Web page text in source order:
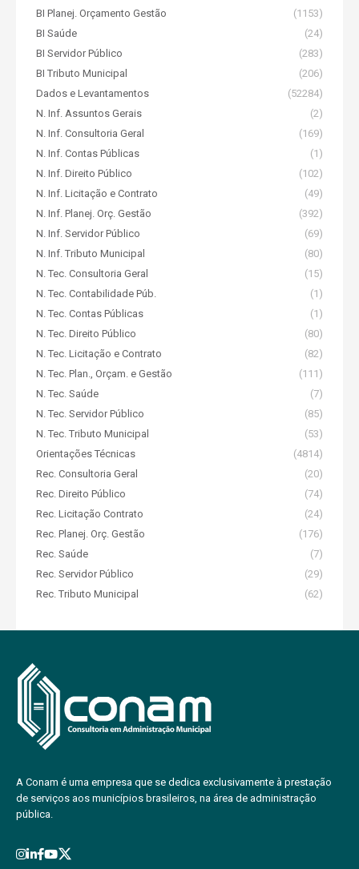
BI Planej. Orçamento Gestão
(1153)
BI Saúde
(24)
BI Servidor Público
(283)
BI Tributo Municipal
(206)
Dados e Levantamentos
(52284)
N. Inf. Assuntos Gerais
(2)
N. Inf. Consultoria Geral
(169)
N. Inf. Contas Públicas
(1)
N. Inf. Direito Público
(102)
N. Inf. Licitação e Contrato
(49)
N. Inf. Planej. Orç. Gestão
(392)
N. Inf. Servidor Público
(69)
N. Inf. Tributo Municipal
(80)
N. Tec. Consultoria Geral
(15)
N. Tec. Contabilidade Púb.
(1)
N. Tec. Contas Públicas
(1)
N. Tec. Direito Público
(80)
N. Tec. Licitação e Contrato
(82)
N. Tec. Plan., Orçam. e Gestão
(111)
N. Tec. Saúde
(7)
N. Tec. Servidor Público
(85)
N. Tec. Tributo Municipal
(53)
Orientações Técnicas
(4814)
Rec. Consultoria Geral
(20)
Rec. Direito Público
(74)
Rec. Licitação Contrato
(24)
Rec. Planej. Orç. Gestão
(176)
Rec. Saúde
(7)
Rec. Servidor Público
(29)
Rec. Tributo Municipal
(62)
A Conam é uma empresa que se dedica exclusivamente à prestação
de serviços aos municípios brasileiros, na área de administração
pública.